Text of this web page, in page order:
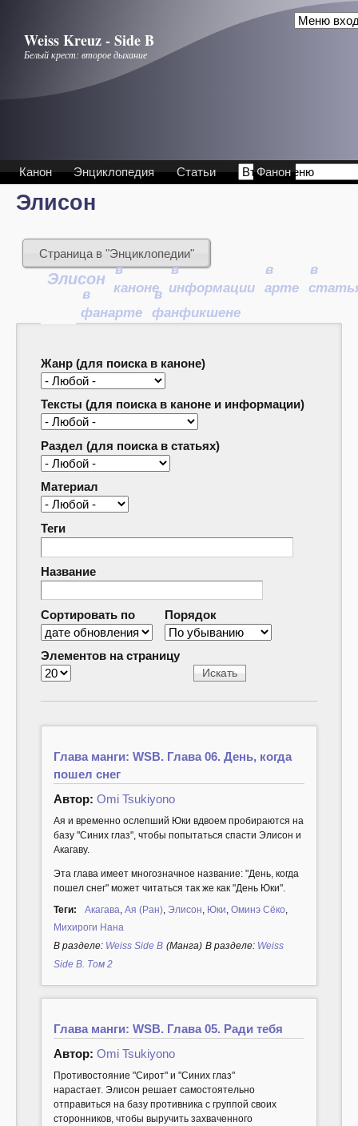
Weiss Kreuz - Side B
Белый крест: второе дыхание
Канон Энциклопедия Статьи Фанон
Элисон
Страница в "Энциклопедии"
Элисон
в
каноне
в
информации
в
арте
в
в
фанарте
в
фанфикшене
Жанр (для поиска в каноне)
Тексты (для поиска в каноне и информации)
Раздел (для поиска в статьях)
Материал
Теги
Название
Сортировать по Порядок
Элементов на страницу
Глава манги: WSB. Глава 06. День, когда
пошел снег
Автор: Omi Tsukiyono
Ая и временно ослепший Юки вдвоем пробираются на
базу "Синих глаз", чтобы попытаться спасти Элисон и
Акагаву.
Эта глава имеет многозначное название: "День, когда
пошел снег" может читаться так же как "День Юки".
Теги:
Акагава Ая (Ран) Элисон Юки Оминэ Сёко
Михироги Нана
В разделе: Weiss Side B (Манга) В разделе: Weiss
Side B. Том 2
Глава манги: WSB. Глава 05. Ради тебя
Автор: Omi Tsukiyono
Противостояние "Сирот" и "Синих глаз"
нарастает. Элисон решает самостоятельно
отправиться на базу противника с группой своих
сторонников, чтобы выручить захваченного